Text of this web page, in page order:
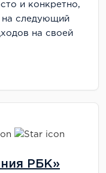
и конкретно,
на следующий
на своей
РБК»